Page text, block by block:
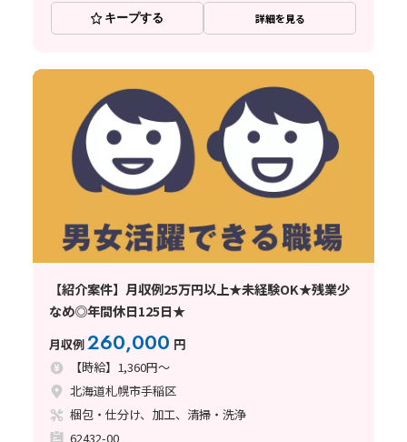
キープする 詳細を見る
【紹介案件】月収例25万円以上★未経験OK★残業少
なめ◎年間休日125日★
月収例260,000 円
【時給】1,360円～
北海道札幌市手稲区
梱包・仕分け、加工、清掃・洗浄
62432-00